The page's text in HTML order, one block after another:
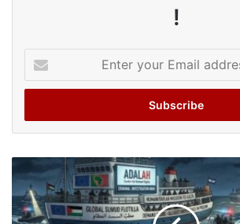
!
your
Email